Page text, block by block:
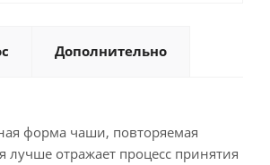
Дополнительно
форма чаши, повторяемая
лучше отражает процесс принятия